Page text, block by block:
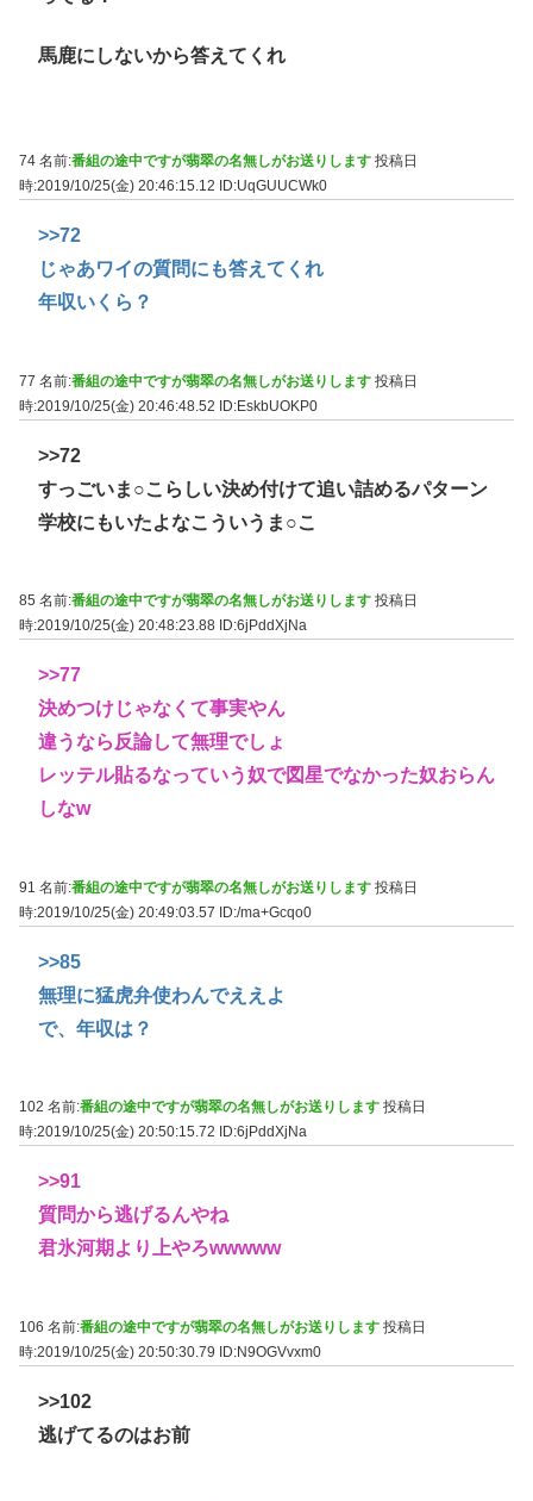
馬鹿にしないから答えてくれ
74 名前:番組の途中ですが翡翠の名無しがお送りします 投稿日
時:2019/10/25(金) 20:46:15.12
ID:UqGUUCWk0
>>72
じゃあワイの質問にも答えてくれ
年収いくら？
77 名前:番組の途中ですが翡翠の名無しがお送りします 投稿日
時:2019/10/25(金) 20:46:48.52 ID:EskbUOKP0
>>72
すっごいま○こらしい決め付けて追い詰めるパターン
学校にもいたよなこういうま○こ
85 名前:番組の途中ですが翡翠の名無しがお送りします 投稿日
時:2019/10/25(金) 20:48:23.88 ID:6jPddXjNa
>>77
決めつけじゃなくて事実やん
違うなら反論して無理でしょ
レッテル貼るなっていう奴で図星でなかった奴おらん
しなw
91 名前:番組の途中ですが翡翠の名無しがお送りします 投稿日
時:2019/10/25(金) 20:49:03.57 ID:/ma+Gcqo0
>>85
無理に猛虎弁使わんでええよ
で、年収は？
102 名前:番組の途中ですが翡翠の名無しがお送りします 投稿日
時:2019/10/25(金) 20:50:15.72
ID:6jPddXjNa
>>91
質問から逃げるんやね
君氷河期より上やろwwwww
106 名前:番組の途中ですが翡翠の名無しがお送りします 投稿日
時:2019/10/25(金) 20:50:30.79
ID:N9OGVvxm0
>>102
逃げてるのはお前